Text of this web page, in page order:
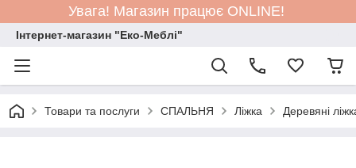
Увага! Магазин працює ONLINE!
Інтернет-магазин "Еко-Меблі"
Товари та послуги СПАЛЬНЯ Ліжка Деревяні